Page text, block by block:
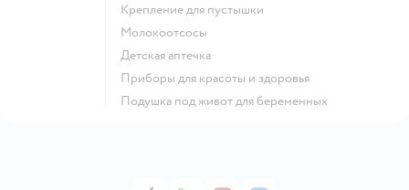
крепление для пустышки
Молокоотсосы
Детская аптечка
приборы для красоты и здоровья
подушка под живот для беременных